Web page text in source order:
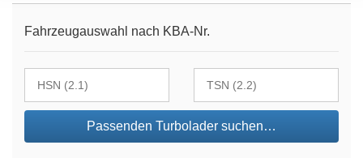
Fahrzeugauswahl nach KBA-Nr.
Passenden Turbolader suchen…